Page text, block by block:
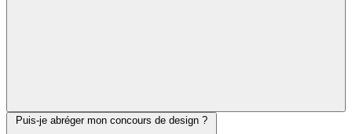
Puis-je abréger mon concours de design ?